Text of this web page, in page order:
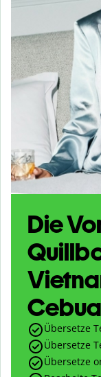
Die
Übersetze
Übersetze
Übersetze